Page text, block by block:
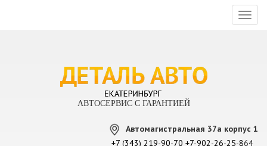
АВТОСЕРВИС С ГАРАНТИЕЙ
Автомагистральная 37а корпус 1
+7 (343) 219-90-70 +7-902-26-25-864